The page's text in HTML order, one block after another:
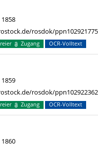
rosdok/
Zugang OCR-Volltext
rosdok/
Zugang OCR-Volltext